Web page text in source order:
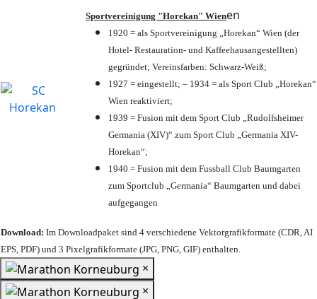
Sportvereinigung "Horekan" Wienen
1920 = als Sportvereinigung „Horekan“ Wien (der
Hotel- Restauration- und Kaffeehausangestellten)
gegründet; Vereinsfarben: Schwarz-Weiß;
1927 = eingestellt; – 1934 = als Sport Club „Horekan“
Wien reaktiviert;
1939 = Fusion mit dem Sport Club „Rudolfsheimer
Germania (XIV)“ zum Sport Club „Germania XIV-
Horekan“;
1940 = Fusion mit dem Fussball Club Baumgarten
zum Sportclub „Germania“ Baumgarten und dabei
aufgegangen
Download: Im Downloadpaket sind 4 verschiedene Vektorgrafikformate (CDR, AI
EPS, PDF) und 3 Pixelgrafikformate (JPG, PNG, GIF) enthalten.
×
×